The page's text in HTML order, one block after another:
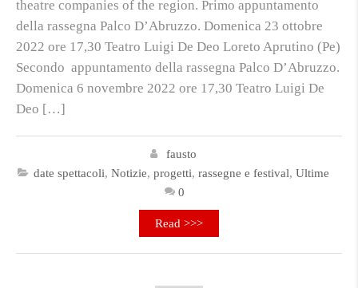
theatre companies of the region. Primo appuntamento
della rassegna Palco D’Abruzzo. Domenica 23 ottobre
2022 ore 17,30 Teatro Luigi De Deo Loreto Aprutino (Pe)
Secondo appuntamento della rassegna Palco D’Abruzzo.
Domenica 6 novembre 2022 ore 17,30 Teatro Luigi De
Deo […]
fausto
date spettacoli, Notizie, progetti, rassegne e festival, Ultime
0
Read >>>